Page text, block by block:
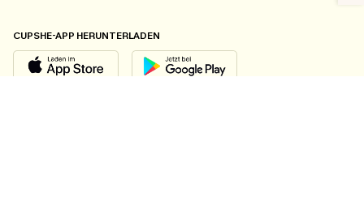
CUPSHE-APP HERUNTERLADEN